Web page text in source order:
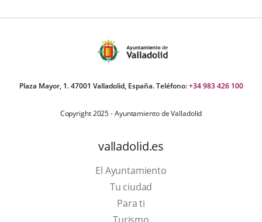
Plaza Mayor, 1. 47001 Valladolid, España. Teléfono:+34 983 426 100
Copyright 2025 - Ayuntamiento de Valladolid
valladolid.es
El Ayuntamiento
Tu ciudad
Para ti
This